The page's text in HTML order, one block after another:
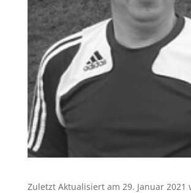
Zuletzt Aktualisiert am 29. Januar 2021